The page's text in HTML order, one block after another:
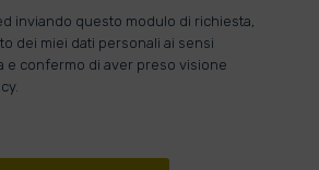
inviando questo modulo di richiesta,
dei miei dati personali ai sensi
e confermo di aver preso visione